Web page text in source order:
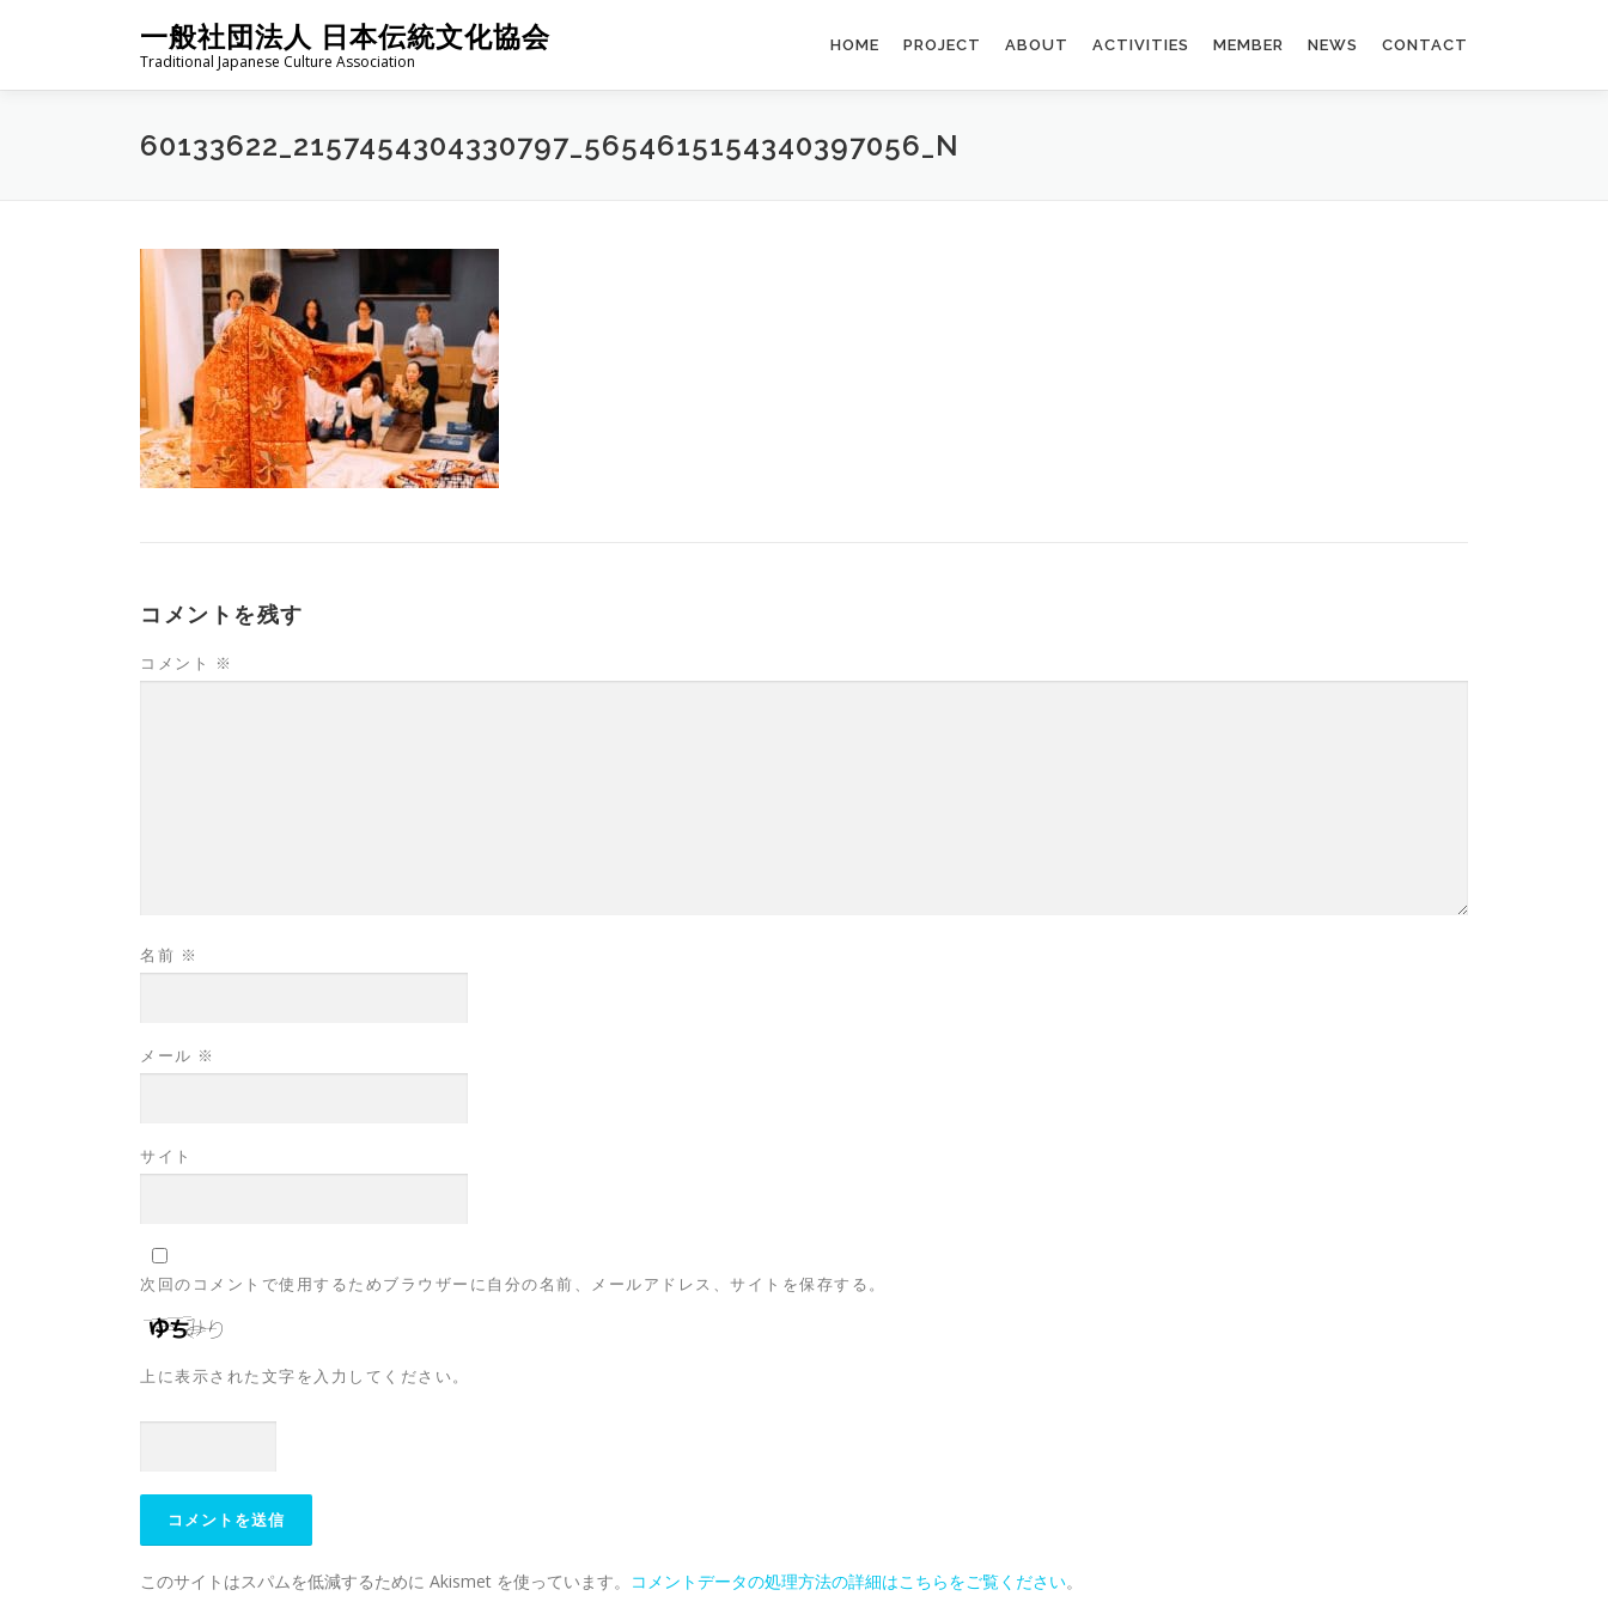
ン
一般社団法人 日本伝統文化協会
Traditional Japanese Culture Association
HOME PROJECT ABOUT ACTIVITIES MEMBER NEWS CONTACT
60133622_2157454304330797_5654615154340397056_N
コメントを残す
コメント ※
名前 ※
メール ※
サイト
次回のコメントで使用するためブラウザーに自分の名前、メールアドレス、サイトを保存する。
上に表示された文字を入力してください。
このサイトはスパムを低減するために Akismet を使っています。 コメントデータの処理方法の詳細はこちらをご覧ください。